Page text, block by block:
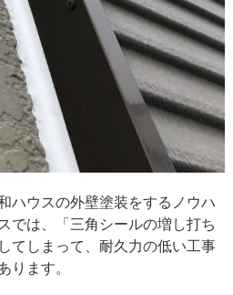
ハウスの外壁塗装をするノウハ
では、「三角シールの増し打ち
てしまって、耐久力の低い工事
ります。